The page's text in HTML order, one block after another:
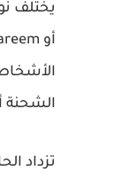
الشحنة
تزداد